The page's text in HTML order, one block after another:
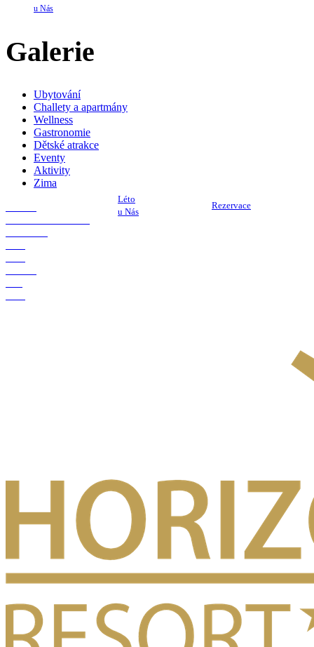
Rezervace
Léto
u Nás
u Nás
Galerie
Ubytování
Challety a apartmány
Wellness
Gastronomie
Dětské atrakce
Eventy
Aktivity
Zima